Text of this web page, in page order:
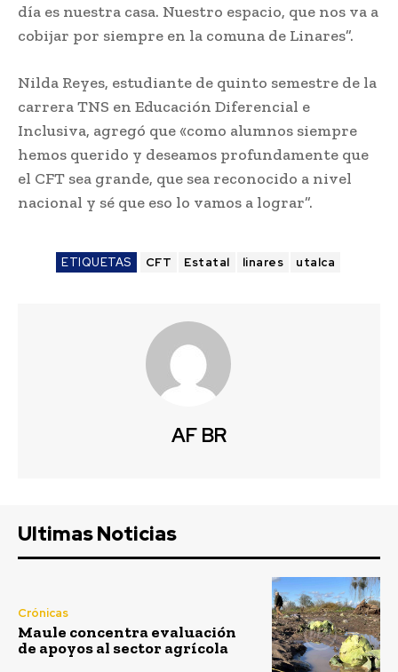
día es nuestra casa. Nuestro espacio, que nos va a
cobijar por siempre en la comuna de Linares”.
Nilda Reyes, estudiante de quinto semestre de la
carrera TNS en Educación Diferencial e
Inclusiva, agregó que «como alumnos siempre
hemos querido y deseamos profundamente que
el CFT sea grande, que sea reconocido a nivel
nacional y sé que eso lo vamos a lograr”.
ETIQUETAS CFT Estatal linares utalca
AF BR
Ultimas Noticias
Crónicas
Maule concentra evaluación
de apoyos al sector agrícola